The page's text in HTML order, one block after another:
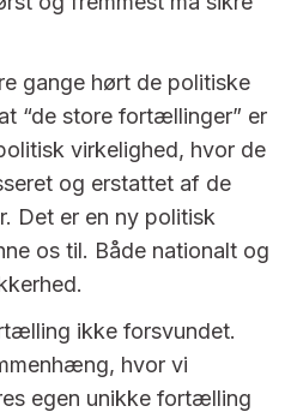
gange hørt de politiske
“de store fortællinger” er
virkelighed, hvor de
og erstattet af de
Det er en ny politisk
os til. Både nationalt og
ikke forsvundet.
hvor vi
egen unikke fortælling